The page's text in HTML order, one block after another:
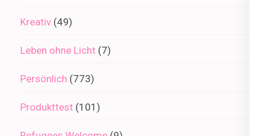
Kreativ (49)
Leben ohne Licht (7)
Persönlich (773)
Produkttest (101)